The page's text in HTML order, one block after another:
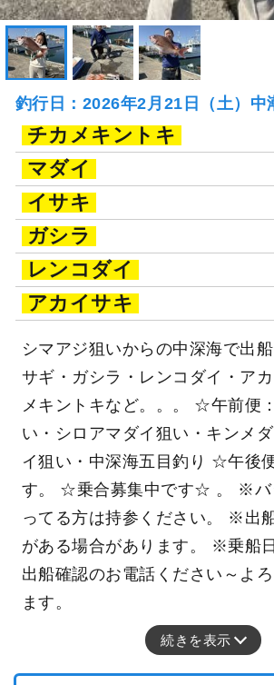
釣行日：2026年2月21日（土）中
チカメキントキ
マダイ
イサキ
ガシラ
レンコダイ
アカイサキ
シマアジ狙いからの中深海で出
サギ・ガシラ・レンコダイ・ア
メキントキなど。。。 ☆午前便
い・シロアマダイ狙い・キンメ
イ狙い・中深海五目釣り ☆午後
す。 ☆乗合募集中です☆ 。 ※バ
ってる方は持参ください。 ※出
がある場合があります。 ※乗船
出船確認のお電話ください～よ
ます。
続きを表示